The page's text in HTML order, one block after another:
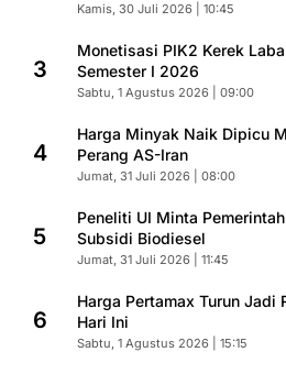
Kamis, 30 Juli 2026 | 10:45
3
Monetisasi PIK2 Kerek
Semester I 2026
Sabtu, 1 Agustus 2026 | 09:00
4
Harga Minyak Naik Dipicu
Perang AS-Iran
Jumat, 31 Juli 2026 | 08:00
5
Peneliti UI Minta
Subsidi Biodiesel
Jumat, 31 Juli 2026 | 11:45
6
Harga Pertamax Turun Jadi
Hari Ini
Sabtu, 1 Agustus 2026 | 15:15